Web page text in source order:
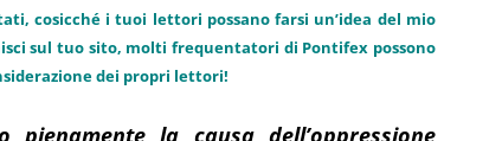
cosicché i tuoi lettori possano farsi un’idea del mio
sul tuo sito, molti frequentatori di Pontifex possono
dei propri lettori!